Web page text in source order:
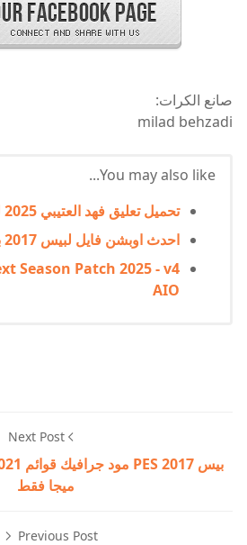
صانع الكرات:
milad behzadi
You may also like...
تحميل تعليق فهد العتيبي 2025 للعبة بيس 2017
احدث اوبشن فايل لبيس 2017 باخر انتقالات 2025
Season Patch 2025 - v4
AIO
Next Post
ميجا فقط
Previous Post